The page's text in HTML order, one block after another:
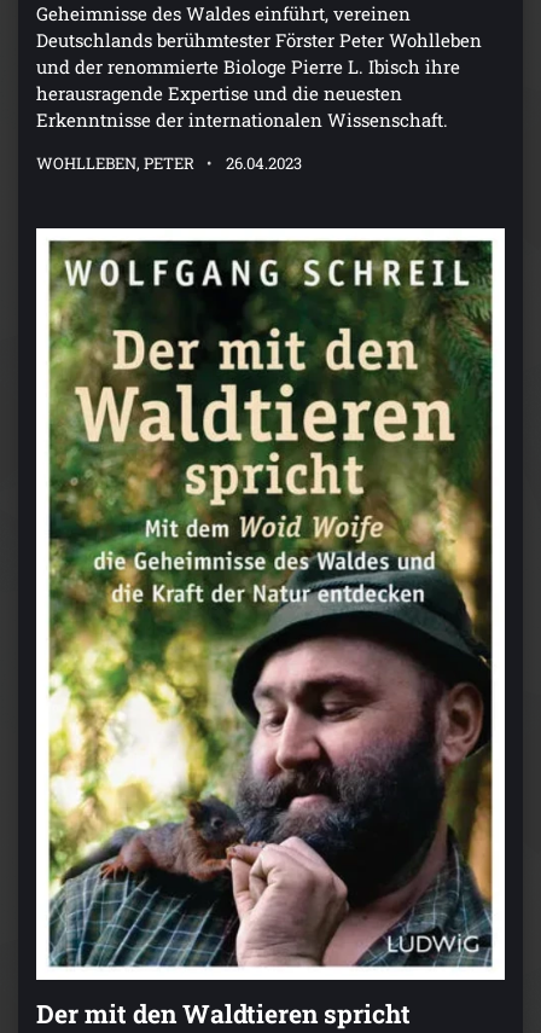
Geheimnisse des Waldes einführt, vereinen
Deutschlands berühmtester Förster Peter Wohlleben
und der renommierte Biologe Pierre L. Ibisch ihre
herausragende Expertise und die neuesten
Erkenntnisse der internationalen Wissenschaft.
WOHLLEBEN, PETER 26.04.2023
Der mit den Waldtieren spricht